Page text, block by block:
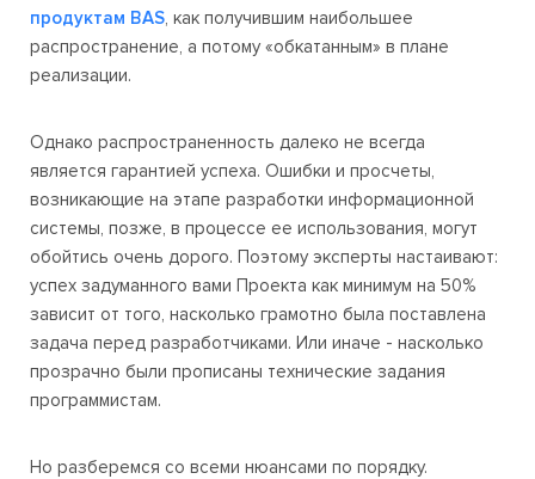
продуктам BAS , как получившим наибольшее
распространение, а потому «обкатанным» в плане
реализации.
Однако распространенность далеко не всегда
является гарантией успеха. Ошибки и просчеты,
возникающие на этапе разработки информационной
системы, позже, в процессе ее использования, могут
обойтись очень дорого. Поэтому эксперты настаивают:
успех задуманного вами Проекта как минимум на 50%
зависит от того, насколько грамотно была поставлена
задача перед разработчиками. Или иначе - насколько
прозрачно были прописаны технические задания
программистам.
Но разберемся со всеми нюансами по порядку.